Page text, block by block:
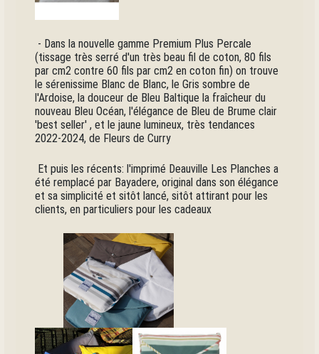
- Dans la nouvelle gamme Premium Plus Percale
(tissage très serré d'un très beau fil de coton, 80 fils
par cm2 contre 60 fils par cm2 en coton fin) on trouve
le sérenissime Blanc de Blanc, le Gris sombre de
l'Ardoise, la douceur de Bleu Baltique la fraîcheur du
nouveau Bleu Océan, l'élégance de Bleu de Brume clair
'best seller' , et le jaune lumineux, très tendances
2022-2024, de Fleurs de Curry
Et puis les récents: l'imprimé Deauville Les Planches a
été remplacé par Bayadere, original dans son élégance
et sa simplicité et sitôt lancé, sitôt attirant pour les
clients, en particuliers pour les cadeaux